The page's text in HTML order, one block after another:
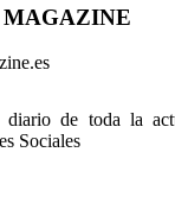
MAGAZINE
diario de toda la
Sociales